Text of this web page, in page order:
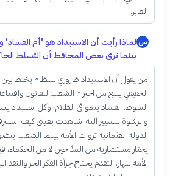
العابر.
س لماذا رأيت أن الاستبداد هو 'أم
بينما ترى بعض المحافظ أن التسلط
من يقول أن الاستبداد ضروري للنظام يخلط
الحقيقي ينبع من احترام الشعب للقانون
السوط. الفساد ينمو في الظلام، وكل استبداد
والرشوة لتسيير آلته. شاهدت بعيني كيف
الدولة العثمانية ثروات الأمة بينما الشعب
يختار مستشاريه من المدّاحين لا من الحكماء،
الأمة تنهار. التقدم يحتاج جرأة الفكر الحر والنقد